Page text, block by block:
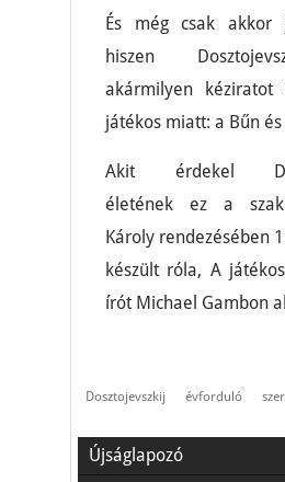
És még csak
hiszen
akármilyen
játékos miatt: a Bűn
Akit érdekel
életének ez a
Károly rendezésében
készült róla, A
írót Michael Gambon
Dosztojevszkij évforduló
Újságlapozó